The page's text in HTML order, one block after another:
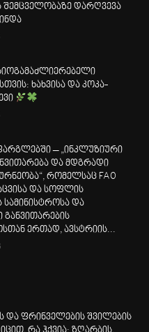
შემცველობაზე დარღვევა
ხახვისა და კოკა-
– „ინკლუზიური
და მდგრადი
რომელსაც FAO
და სოფლის
სამინისტროსა და
ერთად, ავსტრიის...
და ფრინველების შვილების